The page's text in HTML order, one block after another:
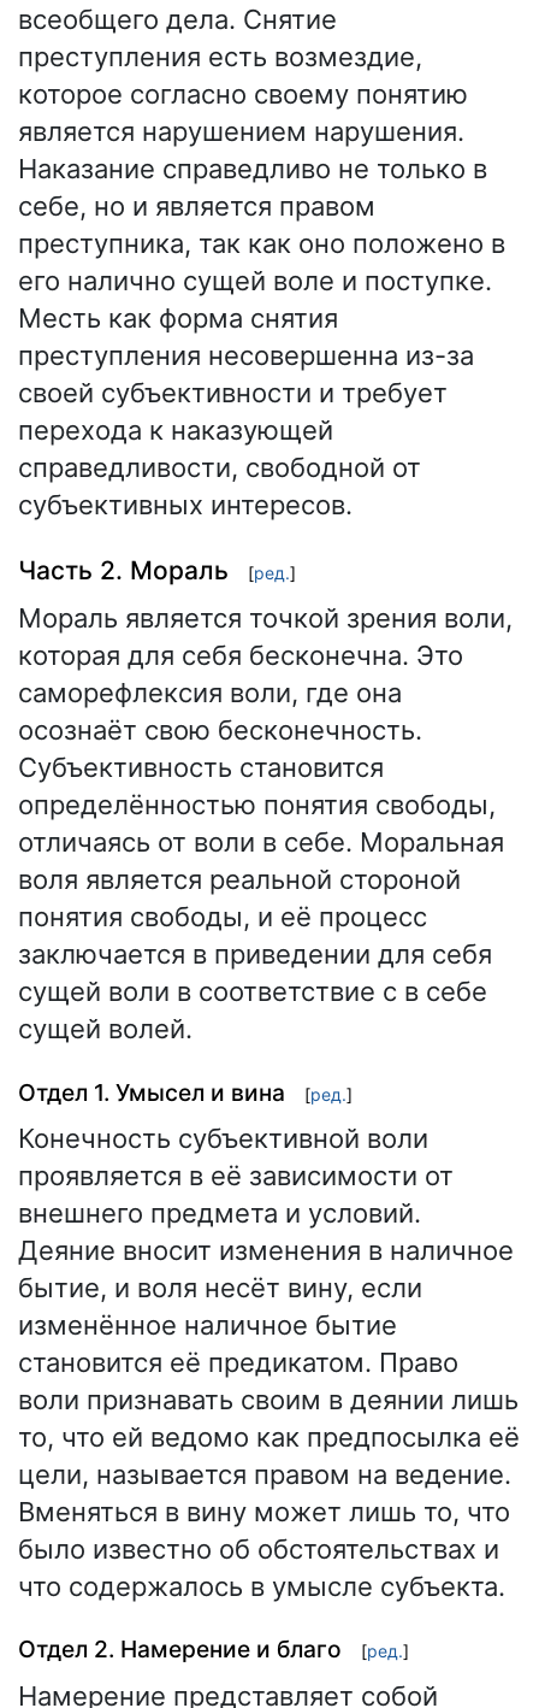
всеобщего дела. Снятие
преступления есть возмездие,
которое согласно своему понятию
является нарушением нарушения.
Наказание справедливо не только в
себе, но и является правом
преступника, так как оно положено в
его налично сущей воле и поступке.
Месть как форма снятия
преступления несовершенна из-за
своей субъективности и требует
перехода к наказующей
справедливости, свободной от
субъективных интересов.
Часть 2. Мораль [ред.]
Мораль является точкой зрения воли,
которая для себя бесконечна. Это
саморефлексия воли, где она
осознаёт свою бесконечность.
Субъективность становится
определённостью понятия свободы,
отличаясь от воли в себе. Моральная
воля является реальной стороной
понятия свободы, и её процесс
заключается в приведении для себя
сущей воли в соответствие с в себе
сущей волей.
Отдел 1. Умысел и вина [ред.]
Конечность субъективной воли
проявляется в её зависимости от
внешнего предмета и условий.
Деяние вносит изменения в наличное
бытие, и воля несёт вину, если
изменённое наличное бытие
становится её предикатом. Право
воли признавать своим в деянии лишь
то, что ей ведомо как предпосылка её
цели, называется правом на ведение.
Вменяться в вину может лишь то, что
было известно об обстоятельствах и
что содержалось в умысле субъекта.
Отдел 2. Намерение и благо [ред.]
Намерение представляет собой